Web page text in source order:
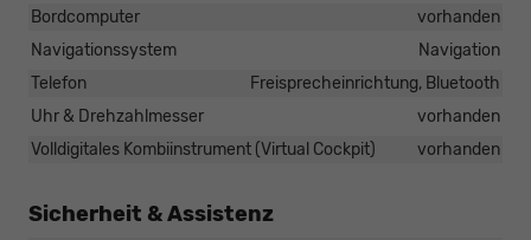
Bordcomputer
vorhanden
Navigationssystem
Navigation
Telefon
Freisprecheinrichtung, Bluetooth
Uhr & Drehzahlmesser
vorhanden
Volldigitales Kombiinstrument (Virtual Cockpit)
vorhanden
Sicherheit & Assistenz